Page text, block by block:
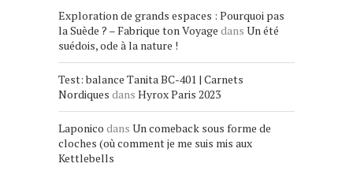
Exploration de grands espaces : Pourquoi pas
la Suède ? – Fabrique ton Voyage dans Un été
suédois, ode à la nature !
Test: balance Tanita BC-401 | Carnets
Nordiques dans Hyrox Paris 2023
Laponico dans Un comeback sous forme de
cloches (où comment je me suis mis aux
Kettlebells